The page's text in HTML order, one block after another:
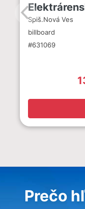
Spiš.Nová Ves
billboard
#631069
Prečo